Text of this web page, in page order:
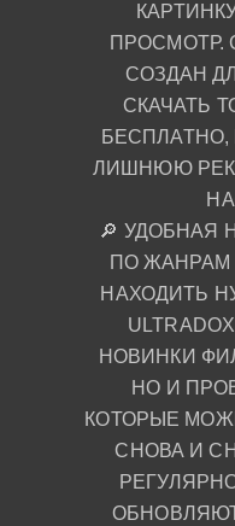
ПРОСМОТР.
СОЗДАН
СКАЧАТЬ
БЕСПЛАТНО,
ЛИШНЮЮ
🔎 УДОБНАЯ
ПО ЖАНРАМ
НАХОДИТЬ
НОВИНКИ
НО И
КОТОРЫЕ
СНОВА И